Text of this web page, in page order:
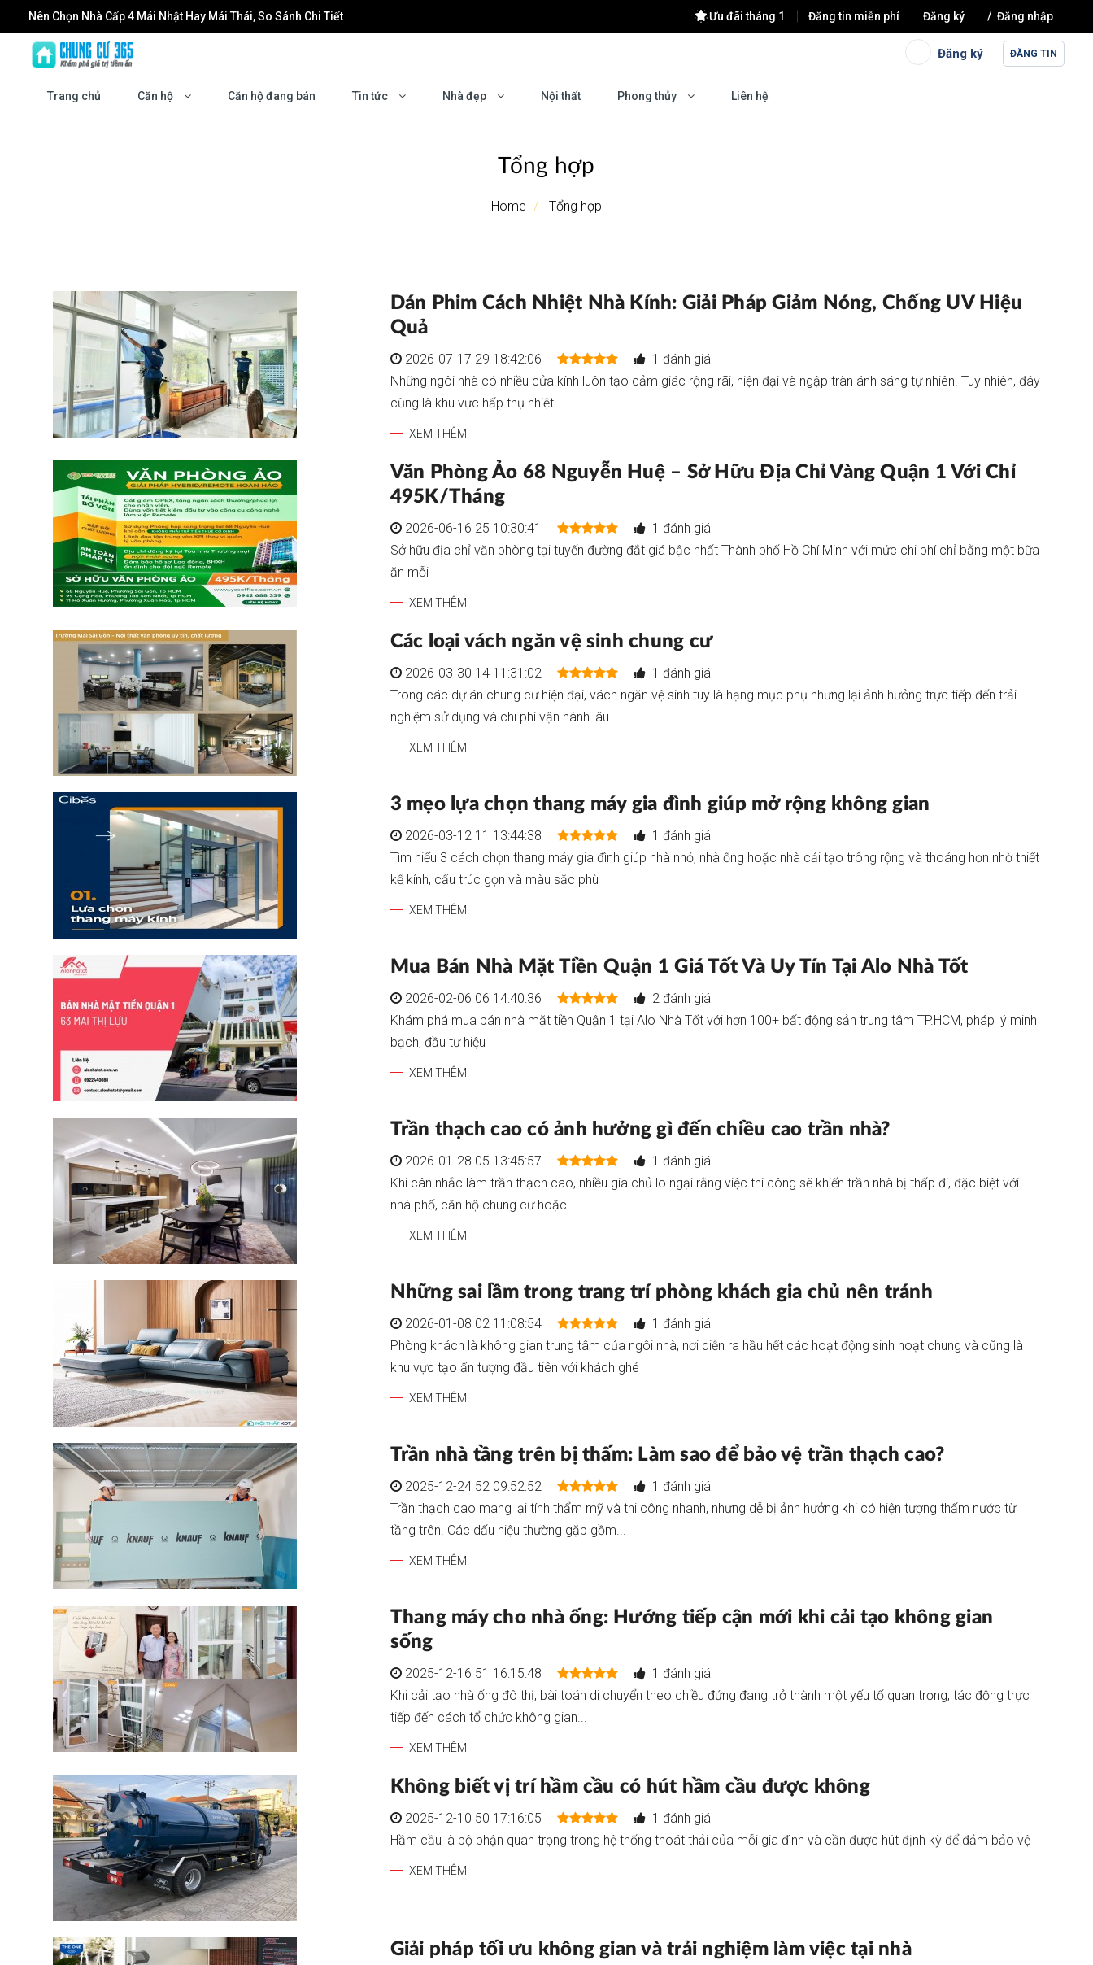
Nên Chọn Nhà Cấp 4 Mái Nhật Hay Mái Thái, So Sánh Chi Tiết
Đầu tư Forestia Park: Cơ hội tăng trưởng cùng sự phát triển của khu Đông Hà Nội
Ưu đãi tháng 1 Đăng tin miễn phí Đăng ký Đăng nhập
Đăng ký ĐĂNG TIN
Trang chủ Căn hộ Căn hộ đang bán Tin tức Nhà đẹp Nội thất Phong thủy Liên hệ
Tổng hợp
Home Tổng hợp
Dán Phim Cách Nhiệt Nhà Kính: Giải Pháp Giảm Nóng, Chống UV Hiệu
Quả
2026-07-17 29 18:42:06
1 đánh giá
Những ngôi nhà có nhiều cửa kính luôn tạo cảm giác rộng rãi, hiện đại và ngập tràn ánh sáng tự nhiên. Tuy nhiên, đây
cũng là khu vực hấp thụ nhiệt...
XEM THÊM
Văn Phòng Ảo 68 Nguyễn Huệ – Sở Hữu Địa Chỉ Vàng Quận 1 Với Chỉ
495K/Tháng
2026-06-16 25 10:30:41
1 đánh giá
Sở hữu địa chỉ văn phòng tại tuyến đường đắt giá bậc nhất Thành phố Hồ Chí Minh với mức chi phí chỉ bằng một bữa
ăn mỗi
XEM THÊM
Các loại vách ngăn vệ sinh chung cư
2026-03-30 14 11:31:02
1 đánh giá
Trong các dự án chung cư hiện đại, vách ngăn vệ sinh tuy là hạng mục phụ nhưng lại ảnh hưởng trực tiếp đến trải
nghiệm sử dụng và chi phí vận hành lâu
XEM THÊM
3 mẹo lựa chọn thang máy gia đình giúp mở rộng không gian
2026-03-12 11 13:44:38
1 đánh giá
Tìm hiểu 3 cách chọn thang máy gia đình giúp nhà nhỏ, nhà ống hoặc nhà cải tạo trông rộng và thoáng hơn nhờ thiết
kế kính, cấu trúc gọn và màu sắc phù
XEM THÊM
Mua Bán Nhà Mặt Tiền Quận 1 Giá Tốt Và Uy Tín Tại Alo Nhà Tốt
2026-02-06 06 14:40:36
2 đánh giá
Khám phá mua bán nhà mặt tiền Quận 1 tại Alo Nhà Tốt với hơn 100+ bất động sản trung tâm TP.HCM, pháp lý minh
bạch, đầu tư hiệu
XEM THÊM
Trần thạch cao có ảnh hưởng gì đến chiều cao trần nhà?
2026-01-28 05 13:45:57
1 đánh giá
Khi cân nhắc làm trần thạch cao, nhiều gia chủ lo ngại rằng việc thi công sẽ khiến trần nhà bị thấp đi, đặc biệt với
nhà phố, căn hộ chung cư hoặc...
XEM THÊM
Những sai lầm trong trang trí phòng khách gia chủ nên tránh
2026-01-08 02 11:08:54
1 đánh giá
Phòng khách là không gian trung tâm của ngôi nhà, nơi diễn ra hầu hết các hoạt động sinh hoạt chung và cũng là
khu vực tạo ấn tượng đầu tiên với khách ghé
XEM THÊM
Trần nhà tầng trên bị thấm: Làm sao để bảo vệ trần thạch cao?
2025-12-24 52 09:52:52
1 đánh giá
Trần thạch cao mang lại tính thẩm mỹ và thi công nhanh, nhưng dễ bị ảnh hưởng khi có hiện tượng thấm nước từ
tầng trên. Các dấu hiệu thường gặp gồm...
XEM THÊM
Thang máy cho nhà ống: Hướng tiếp cận mới khi cải tạo không gian
sống
2025-12-16 51 16:15:48
1 đánh giá
Khi cải tạo nhà ống đô thị, bài toán di chuyển theo chiều đứng đang trở thành một yếu tố quan trọng, tác động trực
tiếp đến cách tổ chức không gian...
XEM THÊM
Không biết vị trí hầm cầu có hút hầm cầu được không
2025-12-10 50 17:16:05
1 đánh giá
Hầm cầu là bộ phận quan trọng trong hệ thống thoát thải của mỗi gia đình và cần được hút định kỳ để đảm bảo vệ
XEM THÊM
Giải pháp tối ưu không gian và trải nghiệm làm việc tại nhà